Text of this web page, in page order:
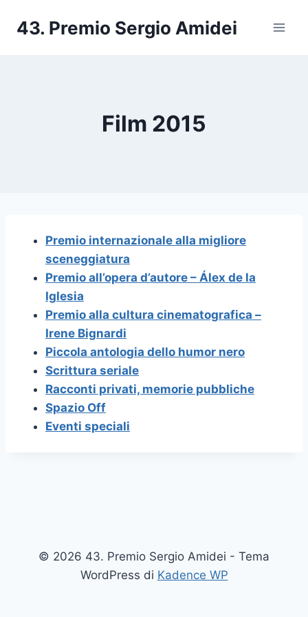
43. Premio Sergio Amidei
Film 2015
Premio internazionale alla migliore
sceneggiatura
Premio all’opera d’autore – Álex de la
Iglesia
Premio alla cultura cinematografica –
Irene Bignardi
Piccola antologia dello humor nero
Scrittura seriale
Racconti privati, memorie pubbliche
Spazio Off
Eventi speciali
© 2026 43. Premio Sergio Amidei - Tema
WordPress di Kadence WP